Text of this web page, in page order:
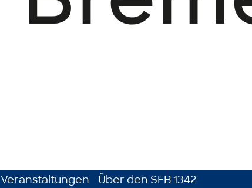
Veranstaltungen Über den SFB 1342